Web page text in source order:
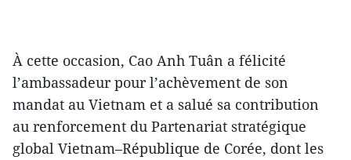
À cette occasion, Cao Anh Tuân a félicité
l’ambassadeur pour l’achèvement de son
mandat au Vietnam et a salué sa contribution
au renforcement du Partenariat stratégique
global Vietnam–République de Corée, dont les